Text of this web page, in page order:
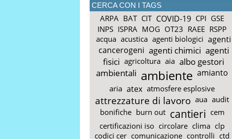
CERCA CON I TAGS
ARPA BAT CIT COVID-19 CPI GSE
INPS ISPRA MOG OT23 RAEE RSPP
acqua acustica agenti biologici agenti
cancerogeni agenti chimici agenti
fisici agricoltura aia albo gestori
ambientali ambiente amianto
aria atex atmosfere esplosive
attrezzature di lavoro aua audit
bonifiche burn out cantieri cem
certificazioni iso circolare clima clp
codici cer comunicazione controlli ctd